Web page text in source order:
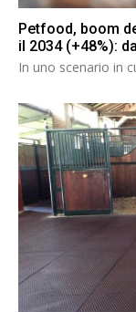
Petfood, boom
il 2034 (+48%):
In uno scenario in